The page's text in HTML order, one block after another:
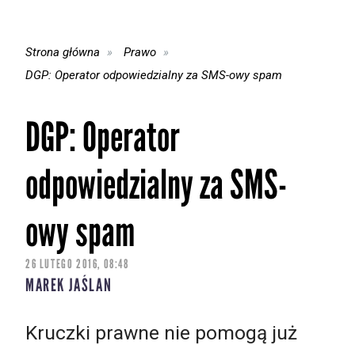
Strona główna
Prawo
DGP: Operator odpowiedzialny za SMS-owy spam
DGP: Operator
odpowiedzialny za SMS-
owy spam
26 LUTEGO 2016, 08:48
MAREK JAŚLAN
Kruczki prawne nie pomogą już